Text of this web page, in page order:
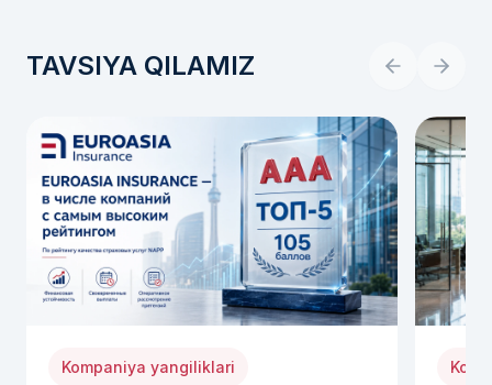
TAVSIYA QILAMIZ
Kompaniya yangiliklari